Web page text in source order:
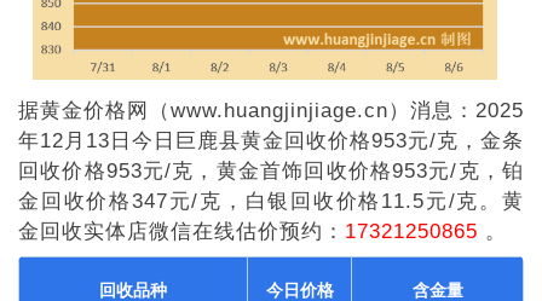
据黄金价格网（www.huangjinjiage.cn）消息：2025
年12月13日今日巨鹿县黄金回收价格953元/克，金条
回收价格953元/克，黄金首饰回收价格953元/克，铂
金回收价格347元/克，白银回收价格11.5元/克。黄
金回收实体店微信在线估价预约： 17321250865 。
回收品种 今日价格 含金量